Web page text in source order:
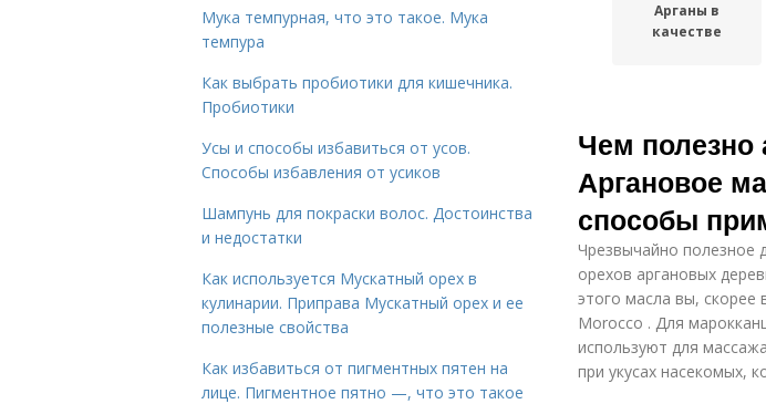
Арганы в
качестве
Чем полезно
Аргановое
способы
Чрезвычайно полезное
орехов аргановых
этого масла вы, скорее
Morocco . Для
используют для
при укусах насекомых,
Мука темпурная, что это такое. Мука
темпура
Как выбрать пробиотики для кишечника.
Пробиотики
Усы и способы избавиться от усов.
Способы избавления от усиков
Шампунь для покраски волос. Достоинства
и недостатки
Как используется Мускатный орех в
кулинарии. Приправа Мускатный орех и ее
полезные свойства
Как избавиться от пигментных пятен на
лице. Пигментное пятно —, что это такое